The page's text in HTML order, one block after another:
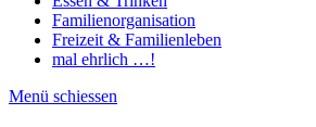
Familienorganisation
Freizeit & Familienleben
mal ehrlich …!
Menü schiessen